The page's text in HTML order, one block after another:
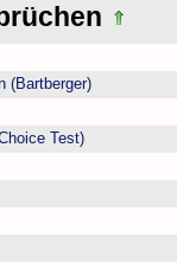
(Bartberger)
Test)